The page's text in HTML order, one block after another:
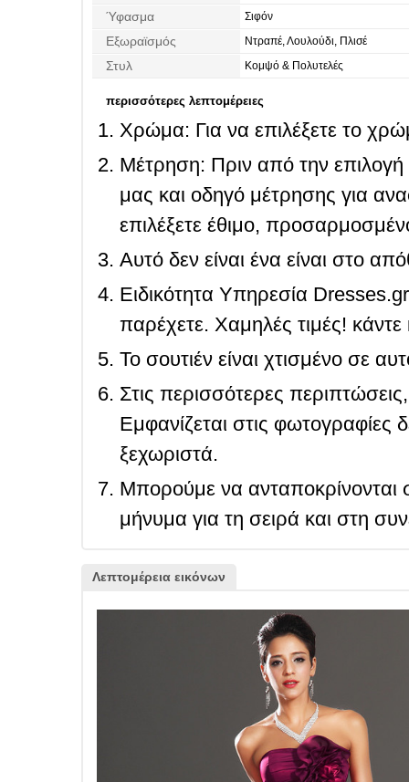
Ύφασμα Σιφόν
Εξωραϊσμός Ντραπέ, Λουλούδι, Πλισέ
Στυλ Κομψό & Πολυτελές
περισσότερες λεπτομέρειες
Χρώμα: Για να επιλέξετε το
Μέτρηση: Πριν από την
μας και οδηγό μέτρησης για
επιλέξετε έθιμο,
Αυτό δεν είναι ένα είναι στο
Ειδικότητα Υπηρεσία
παρέχετε. Χαμηλές τιμές! κάντε
Το σουτιέν είναι χτισμένο σε
Στις περισσότερες
Εμφανίζεται στις φωτογραφίες
ξεχωριστά.
Μπορούμε να ανταποκρίνονται
μήνυμα για τη σειρά και στη
Λεπτομέρεια εικόνων